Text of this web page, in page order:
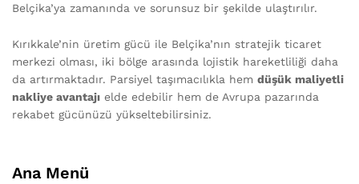
Belçika’ya zamanında ve sorunsuz bir şekilde ulaştırılır.
Kırıkkale’nin üretim gücü ile Belçika’nın stratejik ticaret
merkezi olması, iki bölge arasında lojistik hareketliliği daha
da artırmaktadır. Parsiyel taşımacılıkla hem düşük maliyetli
nakliye avantajı elde edebilir hem de Avrupa pazarında
rekabet gücünüzü yükseltebilirsiniz.
Ana Menü